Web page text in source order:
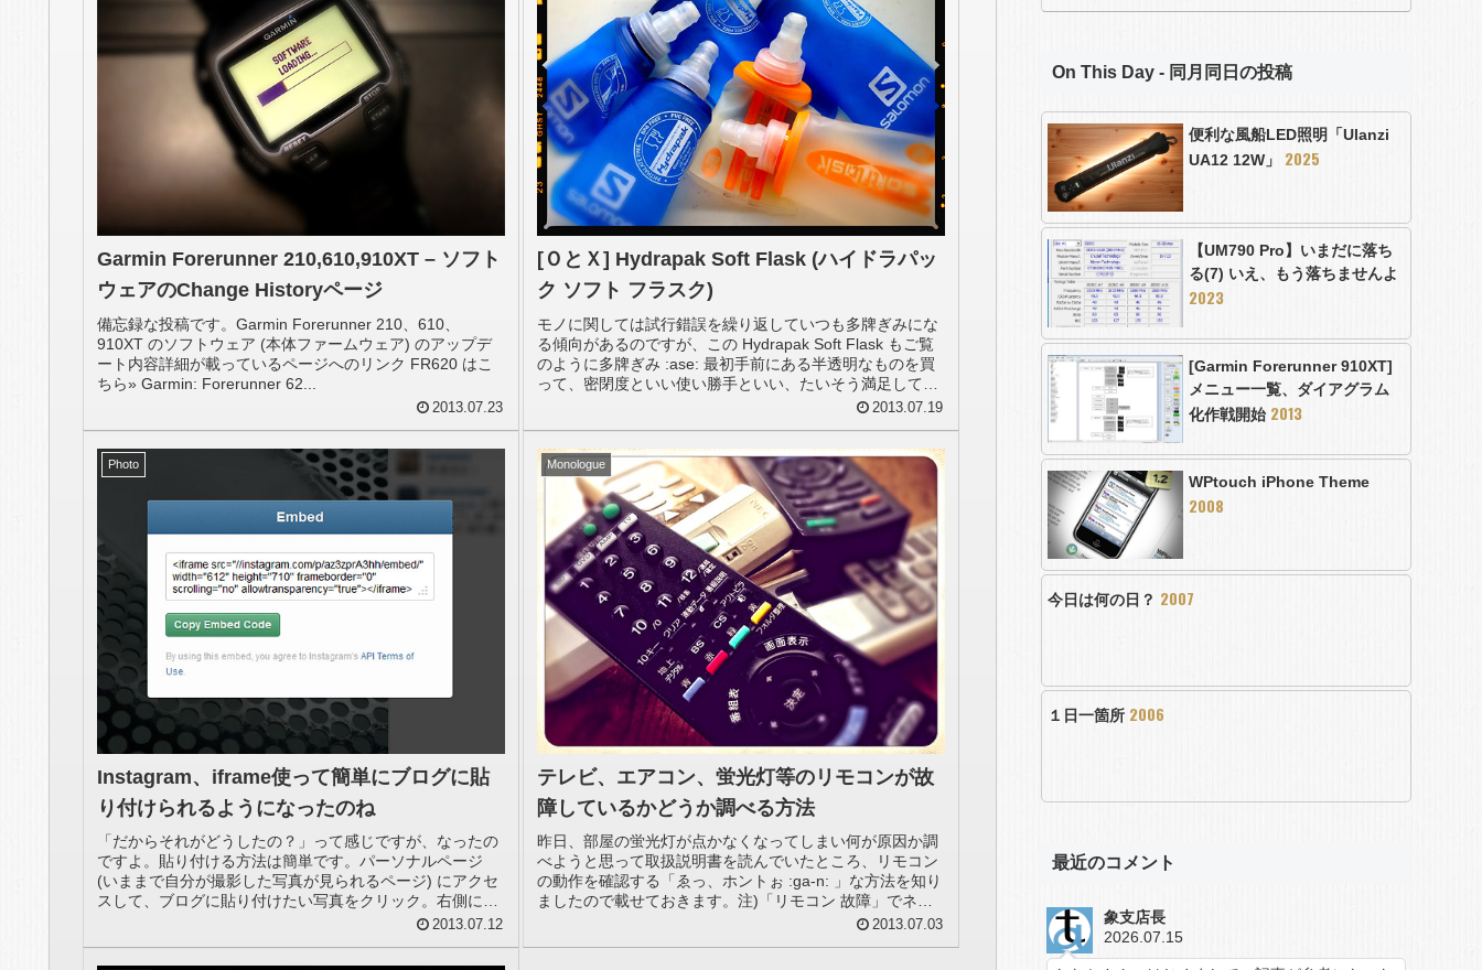
Garmin Forerunner 210,610,910XT – ソフト
ウェアのChange Historyページ
備忘録な投稿です。Garmin Forerunner 210、610、
910XT のソフトウェア (本体ファームウェア) のアップデ
ート内容詳細が載っているページへのリンク FR620 はこ
ちら» Garmin: Forerunner 62...
2013.07.23
[ＯとＸ] Hydrapak Soft Flask (ハイドラパッ
ク ソフト フラスク)
モノに関しては試行錯誤を繰り返していつも多牌ぎみにな
る傾向があるのですが、この Hydrapak Soft Flask もご覧
のように多牌ぎみ :ase: 最初手前にある半透明なものを買
って、密閉度といい使い勝手といい、たいそう満足してい
2013.07.19
Photo
Instagram、iframe使って簡単にブログに貼
り付けられるようになったのね
「だからそれがどうしたの？」って感じですが、なったの
ですよ。貼り付ける方法は簡単です。パーソナルページ
(いままで自分が撮影した写真が見られるページ) にアクセ
スして、ブログに貼り付けたい写真をクリック。右側に表
2013.07.12
Monologue
テレビ、エアコン、蛍光灯等のリモコンが故
障しているかどうか調べる方法
昨日、部屋の蛍光灯が点かなくなってしまい何が原因か調
べようと思って取扱説明書を読んでいたところ、リモコン
の動作を確認する「ゑっ、ホントぉ :ga-n: 」な方法を知り
ましたので載せておきます。注)「リモコン 故障」でネッ
2013.07.03
On This Day - 同月同日の投稿
便利な風船LED照明「Ulanzi
UA12 12W」 2025
【UM790 Pro】いまだに落ち
る(7) いえ、もう落ちませんよ
2023
[Garmin Forerunner 910XT]
メニュー一覧、ダイアグラム
化作戦開始 2013
WPtouch iPhone Theme
2008
今日は何の日？ 2007
１日一箇所 2006
最近のコメント
象支店長
2026.07.15